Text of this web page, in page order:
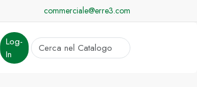
commerciale@erre3.com
Log-
In
cerca